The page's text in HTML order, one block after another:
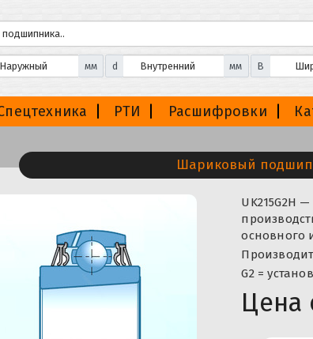
мм d мм B
РТИ Расшифровки
Шариковый
UK215G2H
основного
G2 =
Цена